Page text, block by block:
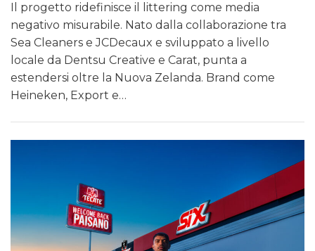
Il progetto ridefinisce il littering come media
negativo misurabile. Nato dalla collaborazione tra
Sea Cleaners e JCDecaux e sviluppato a livello
locale da Dentsu Creative e Carat, punta a
estendersi oltre la Nuova Zelanda. Brand come
Heineken, Export e…